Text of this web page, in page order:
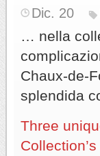
Dic. 20
… nella
Chaux-de-
splendida
Three